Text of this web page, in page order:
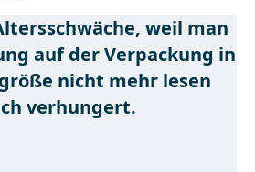
weil man
auf der Verpackung in
nicht mehr lesen
verhungert.